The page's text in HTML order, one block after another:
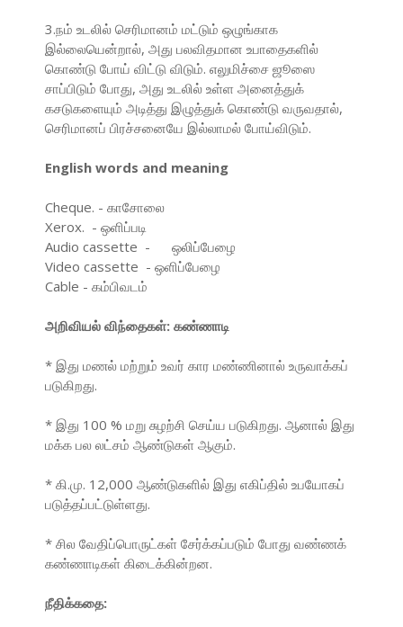
3.நம் உடலில் செரிமானம் மட்டும் ஒழுங்காக
இல்லையென்றால், அது பலவிதமான உபாதைகளில்
கொண்டு போய் விட்டு விடும். எலுமிச்சை ஜூஸை
சாப்பிடும் போது, அது உடலில் உள்ள அனைத்துக்
கசடுகளையும் அடித்து இழுத்துக் கொண்டு வருவதால்,
செரிமானப் பிரச்சனையே இல்லாமல் போய்விடும்.
English words and meaning
Cheque. - காசோலை
Xerox. - ஒளிப்படி
Audio cassette - ஒலிப்பேழை
Video cassette - ஒளிப்பேழை
Cable - கம்பிவடம்
அறிவியல் விந்தைகள்: கண்ணாடி
* இது மணல் மற்றும் உவர் கார மண்ணினால் உருவாக்கப்
படுகிறது.
* இது 100 % மறு சுழற்சி செய்ய படுகிறது. ஆனால் இது
மக்க பல லட்சம் ஆண்டுகள் ஆகும்.
* கி.மு. 12,000 ஆண்டுகளில் இது எகிப்தில் உபயோகப்
படுத்தப்பட்டுள்ளது.
* சில வேதிப்பொருட்கள் சேர்க்கப்படும் போது வண்ணக்
கண்ணாடிகள் கிடைக்கின்றன.
நீதிக்கதை: